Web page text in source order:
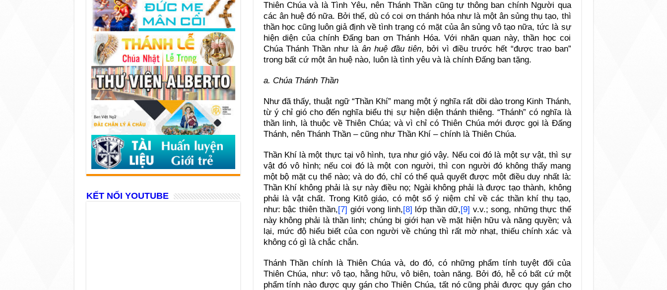
Thiên Chúa và là Tình Yêu, nên Thánh Thần cũng tự thông ban chính Người qua
các ân huệ đó nữa. Bởi thế, dù có coi ơn thánh hóa như là một ân sủng thụ tạo, thì
thần học cũng luôn giả định về tình trạng có mặt của ân sủng vô tạo nữa, tức là sự
hiện diện của chính Đấng ban ơn Thánh Hóa. Với nhãn quan này, thần học coi
Chúa Thánh Thần như là ân huệ đầu tiên, bởi vì điều trước hết “được trao ban”
trong bất cứ một ân huệ nào, luôn là tình yêu và là chính Đấng ban tặng.
a. Chúa Thánh Thần
Như đã thấy, thuật ngữ “Thần Khí” mang một ý nghĩa rất dồi dào trong Kinh Thánh,
từ ý chỉ gió cho đến nghĩa biểu thị sự hiện diện thánh thiêng. “Thánh” có nghĩa là
thần linh, là thuộc về Thiên Chúa; và vì chỉ có Thiên Chúa mới được gọi là Đấng
Thánh, nên Thánh Thần – cũng như Thần Khí – chính là Thiên Chúa.
Thần Khí là một thực tại vô hình, tựa như gió vậy. Nếu coi đó là một sự vật, thì sự
vật đó vô hình; nếu coi đó là một con người, thì con người đó không thấy mang
một bộ mặt cụ thể nào; và do đó, chỉ có thể quả quyết được một điều duy nhất là:
Thần Khí không phải là sự này điều nọ; Ngài không phải là được tạo thành, không
phải là vật chất. Trong Kitô giáo, có một số ý niệm chỉ về các thần khí thụ tạo,
như: bậc thiên thần,[7] giới vong linh,[8] lớp thần dữ,[9] v.v.; song, những thực thể
này không phải là thần linh; chúng bị giới hạn về mặt hiện hữu và năng quyền; vả
lại, mức độ hiểu biết của con người về chúng thì rất mờ nhạt, thiếu chính xác và
không có gì là chắc chắn.
Thánh Thần chính là Thiên Chúa và, do đó, có những phẩm tính tuyệt đối của
Thiên Chúa, như: vô tạo, hằng hữu, vô biên, toàn năng. Bởi đó, hễ có bất cứ một
phẩm tính nào được quy gán cho Thiên Chúa, tất nó cũng phải được quy gán cho
KẾT NỐI YOUTUBE